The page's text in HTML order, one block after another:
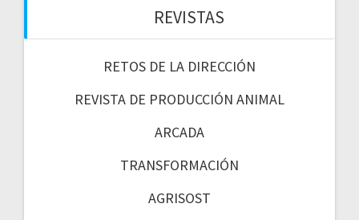
REVISTAS
RETOS DE LA DIRECCIÓN
REVISTA DE PRODUCCIÓN ANIMAL
ARCADA
TRANSFORMACIÓN
AGRISOST